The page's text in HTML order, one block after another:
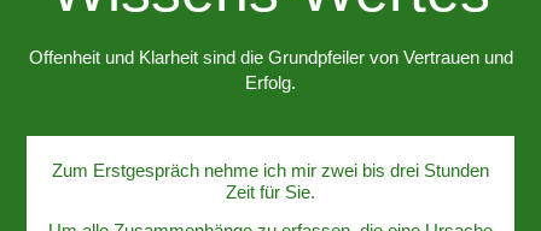
Offenheit und Klarheit sind die Grundpfeiler von Vertrauen und
Erfolg.
Zum Erstgespräch nehme ich mir zwei bis drei Stunden
Zeit für Sie.